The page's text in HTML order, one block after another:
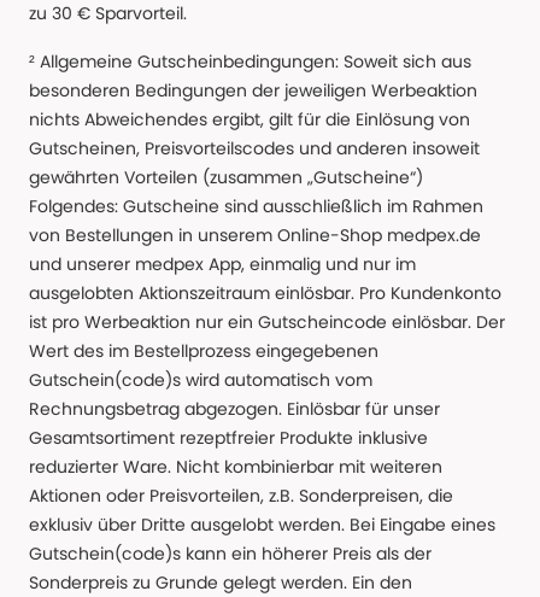
zu 30 € Sparvorteil.
² Allgemeine Gutscheinbedingungen: Soweit sich aus
besonderen Bedingungen der jeweiligen Werbeaktion
nichts Abweichendes ergibt, gilt für die Einlösung von
Gutscheinen, Preisvorteilscodes und anderen insoweit
gewährten Vorteilen (zusammen „Gutscheine“)
Folgendes: Gutscheine sind ausschließlich im Rahmen
von Bestellungen in unserem Online-Shop medpex.de
und unserer medpex App, einmalig und nur im
ausgelobten Aktionszeitraum einlösbar. Pro Kundenkonto
ist pro Werbeaktion nur ein Gutscheincode einlösbar. Der
Wert des im Bestellprozess eingegebenen
Gutschein(code)s wird automatisch vom
Rechnungsbetrag abgezogen. Einlösbar für unser
Gesamtsortiment rezeptfreier Produkte inklusive
reduzierter Ware. Nicht kombinierbar mit weiteren
Aktionen oder Preisvorteilen, z.B. Sonderpreisen, die
exklusiv über Dritte ausgelobt werden. Bei Eingabe eines
Gutschein(code)s kann ein höherer Preis als der
Sonderpreis zu Grunde gelegt werden. Ein den